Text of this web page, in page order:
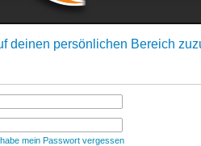
deinen persönlichen Bereich
mein Passwort vergessen